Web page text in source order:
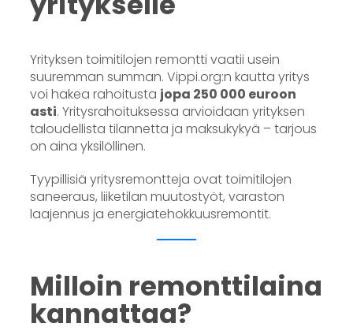
Yrityksen toimitilojen remontti vaatii usein
suuremman summan. Vippi.org:n kautta yritys
voi hakea rahoitusta jopa 250 000 euroon
asti. Yritysrahoituksessa arvioidaan yrityksen
taloudellista tilannetta ja maksukykyä – tarjous
on aina yksilöllinen.
Tyypillisiä yritysremontteja ovat toimitilojen
saneeraus, liiketilan muutostyöt, varaston
laajennus ja energiatehokkuusremontit.
Milloin remonttilaina
kannattaa?